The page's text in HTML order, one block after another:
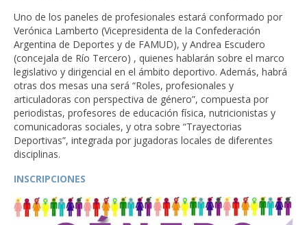
Uno de los paneles de profesionales estará conformado por
Verónica Lamberto (Vicepresidenta de la Confederación
Argentina de Deportes y de FAMUD), y Andrea Escudero
(concejala de Río Tercero) , quienes hablarán sobre el marco
legislativo y dirigencial en el ámbito deportivo. Además, habrá
otras dos mesas una será “Roles, profesionales y
articuladoras con perspectiva de género”, compuesta por
periodistas, profesores de educación física, nutricionistas y
comunicadoras sociales, y otra sobre “Trayectorias
Deportivas”, integrada por jugadoras locales de diferentes
disciplinas.
INSCRIPCIONES